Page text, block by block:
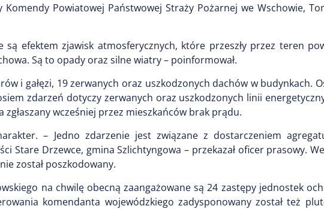
Powiatowej Państwowej Straży Pożarnej we Wschowie,
są efektem zjawisk atmosferycznych, które przeszły przez teren
Są to opady oraz silne wiatry – poinformował.
i gałęzi, 19 zerwanych oraz uszkodzonych dachów w budynkach.
zdarzeń dotyczy zerwanych oraz uszkodzonych linii
zgłaszany wcześniej przez mieszkańców brak prądu.
– Jedno zdarzenie jest związane z dostarczeniem
Drzewce, gmina Szlichtyngowa – przekazał oficer prasowy.
został poszkodowany.
na chwilę obecną zaangażowane są 24 zastępy jednostek
komendanta wojewódzkiego zadysponowany został też